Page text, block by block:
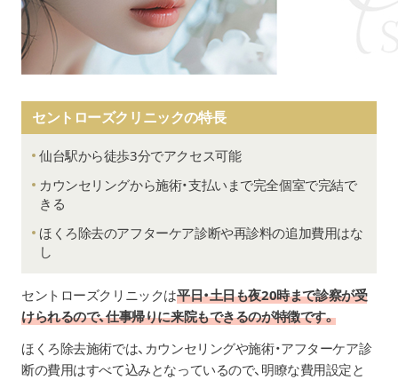
セントローズクリニックの特長
仙台駅から徒歩3分でアクセス可能
カウンセリングから施術・支払いまで完全個室で完結で
きる
ほくろ除去のアフターケア診断や再診料の追加費用はな
し
セントローズクリニックは平日・土日も夜20時まで診察が受
けられるので、仕事帰りに来院もできるのが特徴です。
ほくろ除去施術では、カウンセリングや施術・アフターケア診
断の費用はすべて込みとなっているので、明瞭な費用設定と